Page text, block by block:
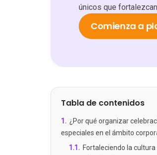
únicos que
Comienza a
Tabla de contenidos
1 . ¿Por qué organizar
especiales en el ámbito
1.1 . Fortaleciendo la cultura